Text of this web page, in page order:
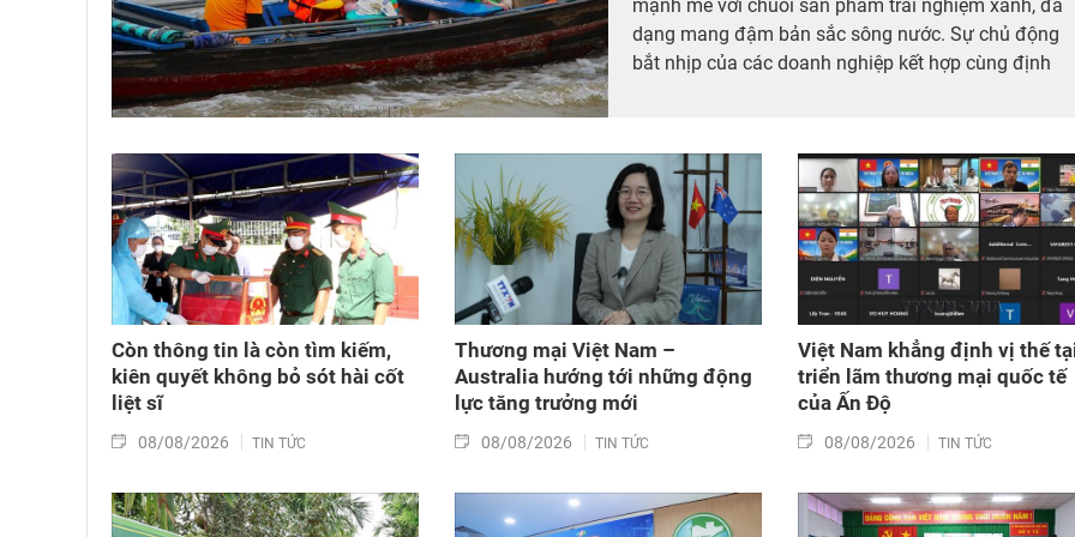
mạnh mẽ với chuỗi sản phẩm trải nghiệm xanh, đa
dạng mang đậm bản sắc sông nước. Sự chủ động
bắt nhịp của các doanh nghiệp kết hợp cùng định
Còn thông tin là còn tìm kiếm,
kiên quyết không bỏ sót hài cốt
liệt sĩ
08/08/2026 TIN TỨC
Thương mại Việt Nam –
Australia hướng tới những động
lực tăng trưởng mới
08/08/2026 TIN TỨC
Việt Nam khẳng định vị thế
triển lãm thương mại quốc tế
của Ấn Độ
08/08/2026 TIN TỨC